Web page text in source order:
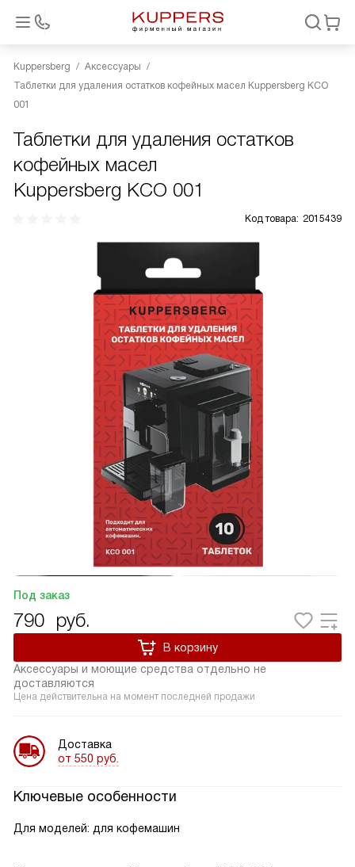
Kuppersberg
Аксессуары
Таблетки для удаления остатков кофейных масел Kuppersberg KCO
001
Таблетки для удаления остатков
кофейных масел
Kuppersberg KCO 001
Код товара: 2015439
Под заказ
790 руб.
Аксессуары и моющие средства отдельно не
доставляются
В корзину
Цена действительна на момент последней продажи
Доставка
от 550 руб.
Ключевые особенности
Для моделей: для кофемашин